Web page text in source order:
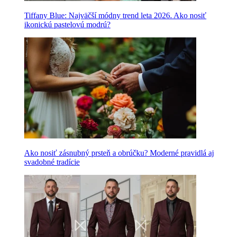
Tiffany Blue: Najväčší módny trend leta 2026. Ako nosiť
ikonickú pastelovú modrú?
Ako nosiť zásnubný prsteň a obrúčku? Moderné pravidlá aj
svadobné tradície